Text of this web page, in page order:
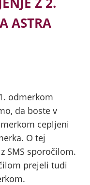
ASTRA
odmerkom
da boste v
cepljeni
O tej
SMS sporočilom.
prejeli tudi